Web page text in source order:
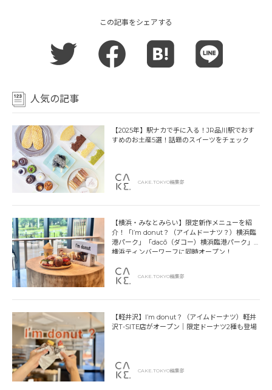
この記事をシェアする
人気の記事
【2025年】駅ナカで手に入る！JR品川駅でおす
すめのお土産5選！話題のスイーツをチェック
CAKE.TOKYO編集部
【横浜・みなとみらい】限定新作メニューを紹
介！「I’m donut？（アイムドーナツ？）横浜臨
港パーク」「dacō（ダコー）横浜臨港パーク」
横浜ティンバーワーフに同時オープン！
CAKE.TOKYO編集部
【軽井沢】I’m donut？（アイムドーナツ）軽井
沢T-SITE店がオープン｜限定ドーナツ2種も登場
CAKE.TOKYO編集部